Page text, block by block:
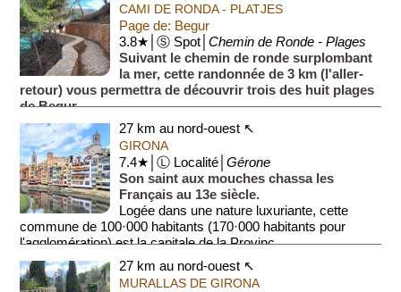
CAMI DE RONDA - PLATJES
Page de: Begur
3.8★│Ⓢ Spot│Chemin de Ronde - Plages
Suivant le chemin de ronde surplombant
la mer, cette randonnée de 3 km (l'aller-
retour) vous permettra de découvrir trois des huit plages
de Begur.
Comportant quelques montées et descentes, le che...
27 km au nord-ouest ↖
GIRONA
7.4★│Ⓛ Localité│Gérone
Son saint aux mouches chassa les
Français au 13e siècle.
Logée dans une nature luxuriante, cette
commune de 100·000 habitants (170·000 habitants pour
l'agglomération) est la capitale de la Provinc...
27 km au nord-ouest ↖
MURALLAS DE GIRONA